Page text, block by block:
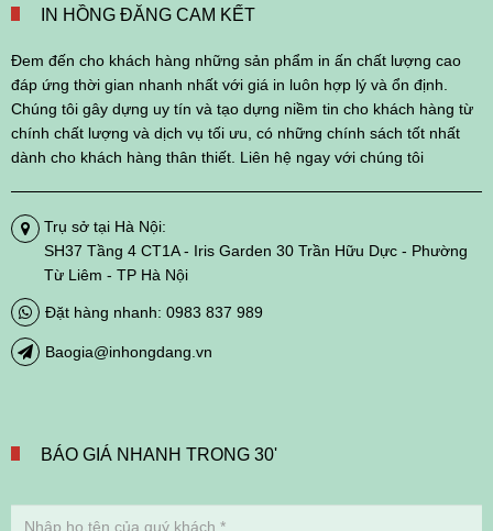
IN HỒNG ĐĂNG CAM KẾT
Đem đến cho khách hàng những sản phẩm in ấn chất lượng cao
đáp ứng thời gian nhanh nhất với giá in luôn hợp lý và ổn định.
Chúng tôi gây dựng uy tín và tạo dựng niềm tin cho khách hàng từ
chính chất lượng và dịch vụ tối ưu, có những chính sách tốt nhất
dành cho khách hàng thân thiết. Liên hệ ngay với chúng tôi
Trụ sở tại Hà Nội:
SH37 Tầng 4 CT1A - Iris Garden 30 Trần Hữu Dực - Phường
Từ Liêm - TP Hà Nội
Đặt hàng nhanh: 0983 837 989
Baogia@inhongdang.vn
BÁO GIÁ NHANH TRONG 30'